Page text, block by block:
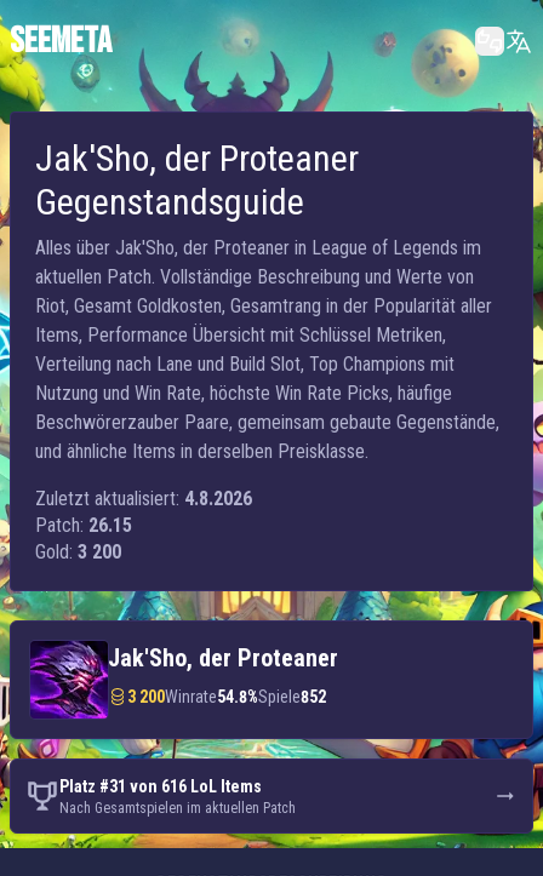
SEEMETA
Jak'Sho, der Proteaner
Gegenstandsguide
Alles über Jak'Sho, der Proteaner in League of Legends im
aktuellen Patch. Vollständige Beschreibung und Werte von
Riot, Gesamt Goldkosten, Gesamtrang in der Popularität aller
Items, Performance Übersicht mit Schlüssel Metriken,
Verteilung nach Lane und Build Slot, Top Champions mit
Nutzung und Win Rate, höchste Win Rate Picks, häufige
Beschwörerzauber Paare, gemeinsam gebaute Gegenstände,
und ähnliche Items in derselben Preisklasse.
Zuletzt aktualisiert: 4.8.2026
Patch: 26.15
Gold: 3 200
Jak'Sho, der Proteaner
3 200Winrate54.8%Spiele852
Platz #31 von 616 LoL Items
Nach Gesamtspielen im aktuellen Patch